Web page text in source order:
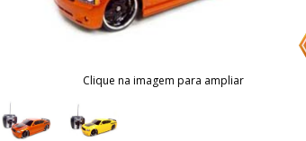
Clique na imagem para ampliar